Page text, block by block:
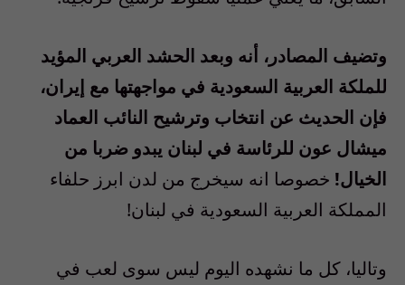
وتضيف المصادر، أنه وبعد الحشد العربي المؤيد
للملكة العربية السعودية في مواجهتها مع إيران،
فإن الحديث عن انتخاب وترشيح النائب العماد
ميشال عون للرئاسة في لبنان يبدو ضربا من
الخيال! خصوصا انه سيخرج من لدن ابرز حلفاء
المملكة العربية السعودية في لبنان!
وتاليا، كل ما نشهده اليوم ليس سوى لعب في